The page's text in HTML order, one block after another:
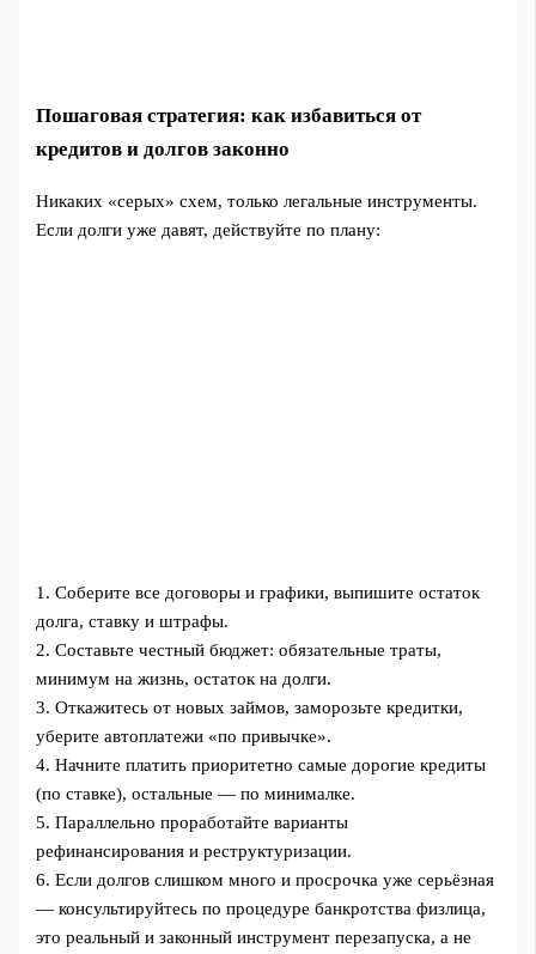
Пошаговая стратегия: как избавиться от
кредитов и долгов законно
Никаких «серых» схем, только легальные инструменты.
Если долги уже давят, действуйте по плану:
1. Соберите все договоры и графики, выпишите остаток
долга, ставку и штрафы.
2. Составьте честный бюджет: обязательные траты,
минимум на жизнь, остаток на долги.
3. Откажитесь от новых займов, заморозьте кредитки,
уберите автоплатежи «по привычке».
4. Начните платить приоритетно самые дорогие кредиты
(по ставке), остальные — по минималке.
5. Параллельно проработайте варианты
рефинансирования и реструктуризации.
6. Если долгов слишком много и просрочка уже серьёзная
— консультируйтесь по процедуре банкротства физлица,
это реальный и законный инструмент перезапуска, а не